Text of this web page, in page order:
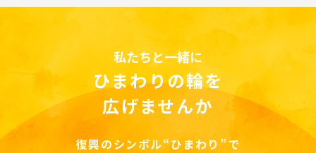
私たちと一緒に
ひまわりの輪を
広げませんか
復興のシンボル“ひまわり”で